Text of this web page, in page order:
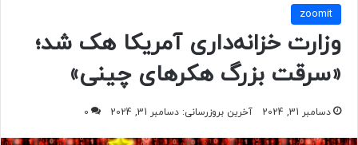
zoomit
وزارت خزانه‌داری آمریکا هک شد؛
«سرقت بزرگ هکرهای چینی»
دسامبر 31, 2024 آخرین بروزرسانی: دسامبر 31, 2024 0